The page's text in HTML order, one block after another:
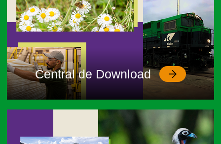
Central de Download